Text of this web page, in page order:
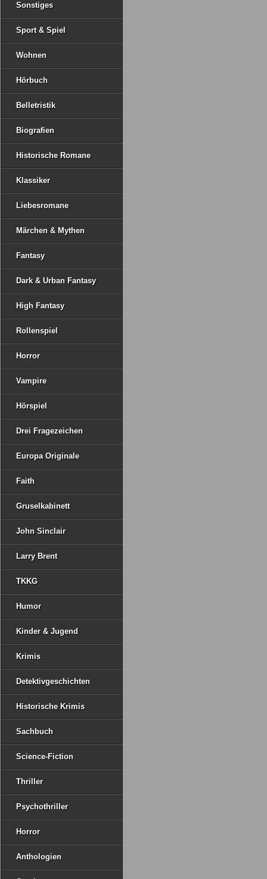
Sonstiges
Sport & Spiel
Wohnen
Hörbuch
Belletristik
Biografien
Historische Romane
Klassiker
Liebesromane
Märchen & Mythen
Fantasy
Dark & Urban Fantasy
High Fantasy
Rollenspiel
Horror
Vampire
Hörspiel
Drei Fragezeichen
Europa Originale
Faith
Gruselkabinett
John Sinclair
Larry Brent
TKKG
Humor
Kinder & Jugend
Krimis
Detektivgeschichten
Historische Krimis
Sachbuch
Science-Fiction
Thriller
Psychothriller
Horror
Anthologien